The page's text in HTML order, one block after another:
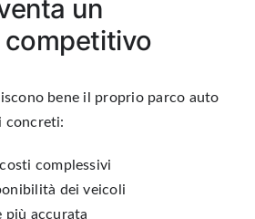
un
bene il proprio parco auto
concreti:
complessivi
dei veicoli
più accurata